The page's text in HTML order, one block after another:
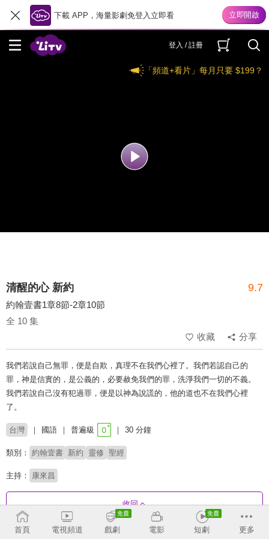
下載 APP，海量影劇免登入立即看
登入 / 註冊
「頻道+看片」每月只要 $199？
清醒的心 新約 9.7
約翰壹書1章8節-2章10節
全 10 集
收藏
分享
我們若說自己無罪，便是自欺，真理不在我們心裡了。我們若認自己的
罪，神是信實的，是公義的，必要赦免我們的罪，洗淨我們一切的不義。
我們若說自己沒有犯過罪，便是以神為說謊的，他的道也不在我們心裡
了。
台灣 國語 普遍級 30 分鐘
類別： 約翰壹書 新約 靈修 聖經
主持： 康來昌
收回
首頁 電視頻道 戲劇 電影 短劇 更多